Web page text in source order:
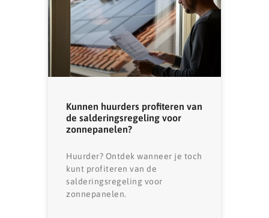
Kunnen huurders profiteren van
de salderingsregeling voor
zonnepanelen?
Huurder? Ontdek wanneer je toch
kunt profiteren van de
salderingsregeling voor
zonnepanelen.